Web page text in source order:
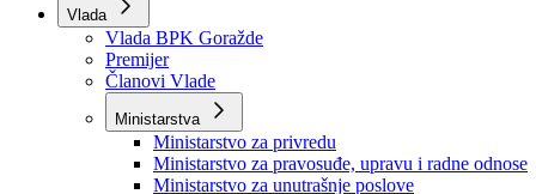
Nadležnosti
Sjednice skupštine
Vlada
Vlada BPK Goražde
Premijer
Članovi Vlade
Ministarstva